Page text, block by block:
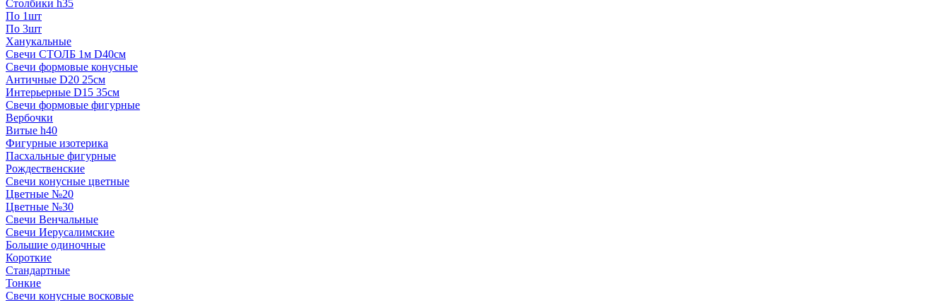
Столбики h35
По 1шт
По 3шт
Ханукальные
Свечи СТОЛБ 1м D40см
Свечи формовые конусные
Античные D20 25см
Интерьерные D15 35см
Свечи формовые фигурные
Вербочки
Витые h40
Фигурные изотерика
Пасхальные фигурные
Рождественские
Свечи конусные цветные
Цветные №20
Цветные №30
Свечи Венчальные
Свечи Иерусалимские
Большие одиночные
Короткие
Стандартные
Тонкие
Свечи конусные восковые